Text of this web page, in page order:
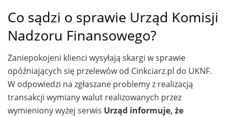
Co sądzi o sprawie Urząd Komisji
Nadzoru Finansowego?
Zaniepokojeni klienci wysyłają skargi w sprawie
opóźniających się przelewów od Cinkciarz.pl do UKNF.
W odpowiedzi na zgłaszane problemy z realizacją
transakcji wymiany walut realizowanych przez
wymieniony wyżej serwis Urząd informuje, że